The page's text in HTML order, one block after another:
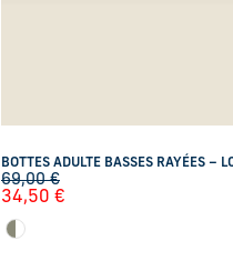
BOTTES ADULTE BASSES RAYÉES –
69,00€
34,50 €